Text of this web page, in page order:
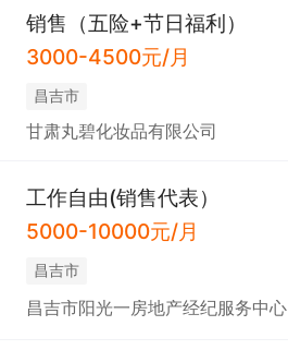
销售（五险+节日福利）
3000-4500元/月
昌吉市
甘肃丸碧化妆品有限公司
工作自由(销售代表）
5000-10000元/月
昌吉市
昌吉市阳光一房地产经纪服务中心